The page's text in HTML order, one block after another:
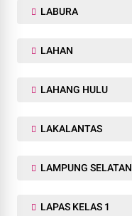
LABURA
LAHAN
LAHANG HULU
LAKALANTAS
LAMPUNG SELATAN
LAPAS KELAS 1